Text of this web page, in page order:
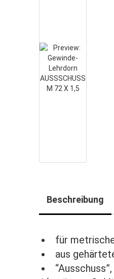
Beschreibung
für
aus